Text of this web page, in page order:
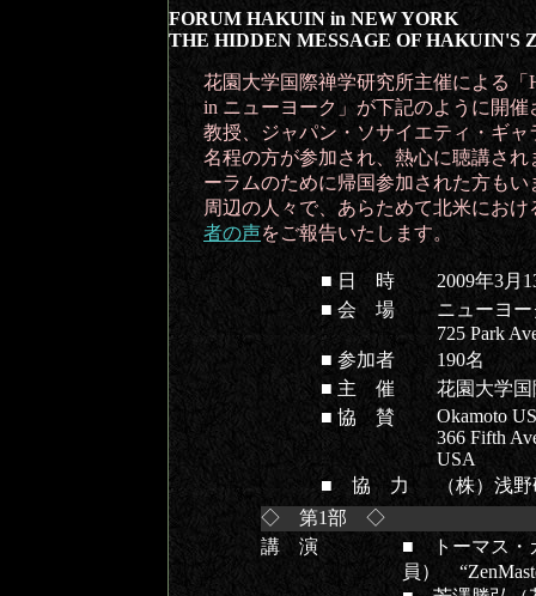
FORUM HAKUIN in NEW YORK
THE HIDDEN MESSAGE OF HAKUIN'S
花園大学国際禅学研究所主催による
in ニューヨーク」が下記のように開
教授、ジャパン・ソサイエティ・ギ
名程の方が参加され、熱心に聴講さ
ーラムのために帰国参加された方も
周辺の人々で、あらためて北米にお
者の声をご報告いたします。
■ 日 時
2009年3月
■ 会 場
ニューヨ
725 Park
■ 参加者
190名
■ 主 催
花園大学
■ 協 賛
Okamoto
366 Fifth
USA
■ 協 力
（株）浅
◇ 第1部 ◇
講 演
■ トーマス・
員）